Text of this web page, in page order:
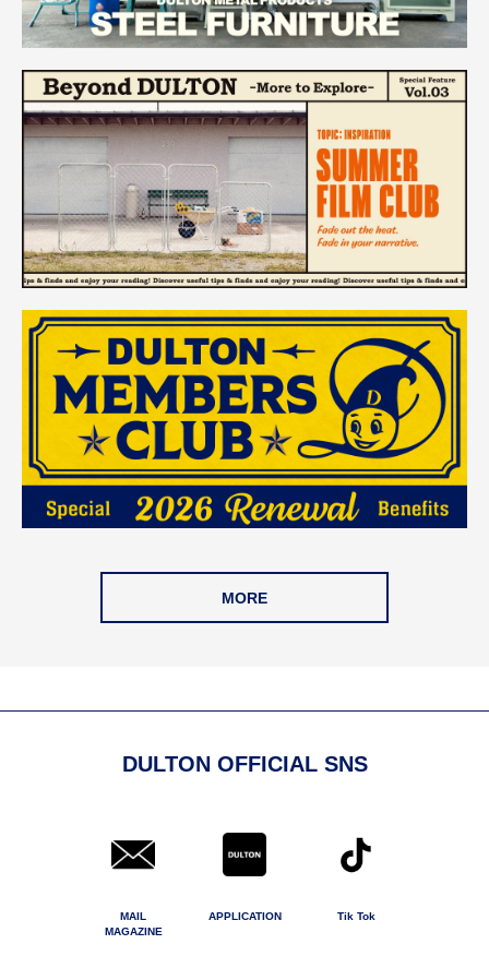
MORE
DULTON OFFICIAL SNS
MAIL
MAGAZINE
APPLICATION Tik Tok